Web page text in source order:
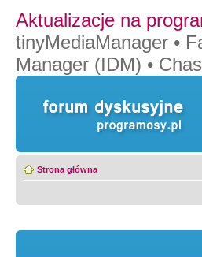
Aktualizacje na
tinyMediaManager •
Manager (IDM) •
Strona główna